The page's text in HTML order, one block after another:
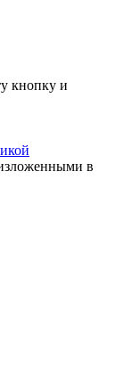
кнопку и
в